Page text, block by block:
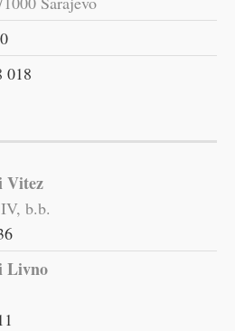
018
Vitez
b.b.
Livno